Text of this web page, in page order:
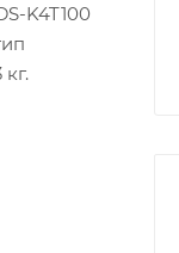
K4T100